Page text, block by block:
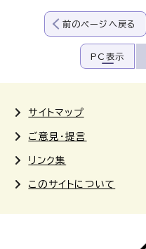
前のページへ戻る
PC表示
サイトマップ
ご意見・提言
リンク集
このサイトについて